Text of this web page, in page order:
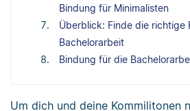
Bindung für Minimalisten
Überblick: Finde die richtige
Bachelorarbeit
Bindung für die
Um dich und deine Kommilitonen